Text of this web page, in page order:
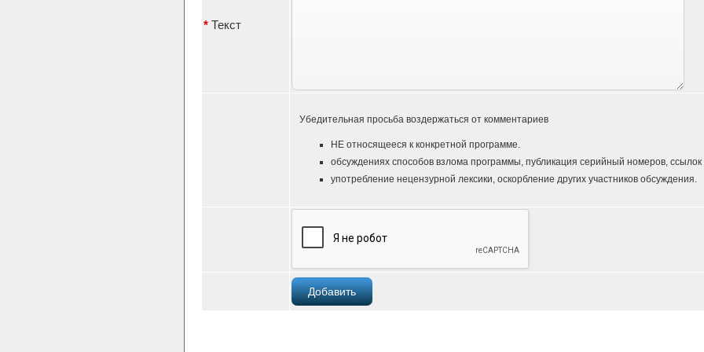
* Текст
Убедительная просьба воздержаться от комментариев
НЕ относящееся к конкретной программе.
обсуждениях способов взлома программы, публикация серийный номеров, ссылок
употребление нецензурной лексики, оскорбление других участников обсуждения.